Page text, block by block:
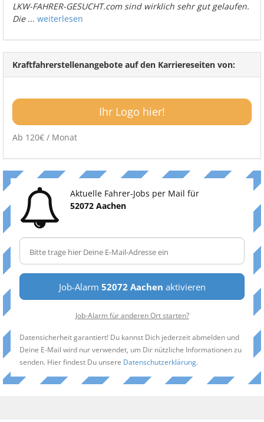
LKW-FAHRER-GESUCHT.com sind wirklich sehr gut gelaufen.
Die... weiterlesen
Kraftfahrerstellenangebote auf den Karriereseiten von:
Ihr Logo hier!
Ab 120€ / Monat
Aktuelle Fahrer-Jobs per Mail für
52072 Aachen
Job-Alarm 52072 Aachen aktivieren
Job-Alarm für anderen Ort starten?
Datensicherheit garantiert! Du kannst Dich jederzeit abmelden und
Deine E-Mail wird nur verwendet, um Dir nützliche Informationen zu
senden. Hier findest Du unsere Datenschutzerklärung.